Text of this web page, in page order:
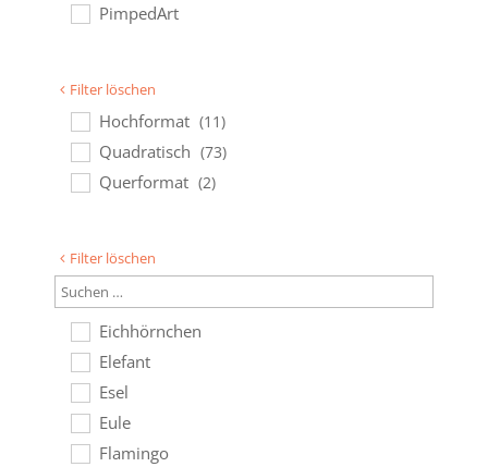
PimpedArt
Filter löschen
Hochformat (11)
Quadratisch (73)
Querformat (2)
Filter löschen
Eichhörnchen
Elefant
Esel
Eule
Flamingo